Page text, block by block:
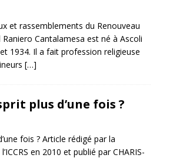
et rassemblements du Renouveau
Cantalamesa est né à Ascoli
1934. Il a fait profession religieuse
[…]
plus d’une fois ?
fois ? Article rédigé par la
en 2010 et publié par CHARIS-